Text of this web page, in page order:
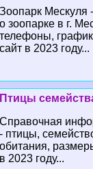
Зоопарк Мескуля
о зоопарке в г.
телефоны,
сайт в 2023 году...
Птицы
Справочная
- птицы,
обитания,
в 2023 году...